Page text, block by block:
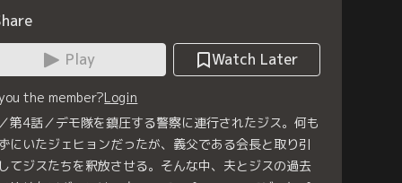
Play
Watch Later
the member?Login
第4話／デモ隊を鎮圧する警察に連行されたジス。何も
にいたジェヒョンだったが、義父である会長と取り引
てジスたちを釈放させる。そんな中、夫とジスの過去